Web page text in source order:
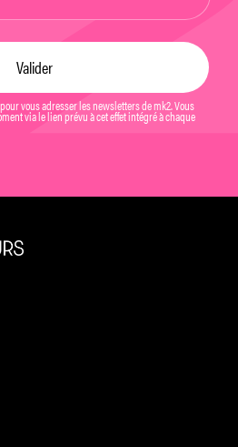
vous adresser les newsletters de mk2. Vous
via le lien prévu à cet effet intégré à chaque